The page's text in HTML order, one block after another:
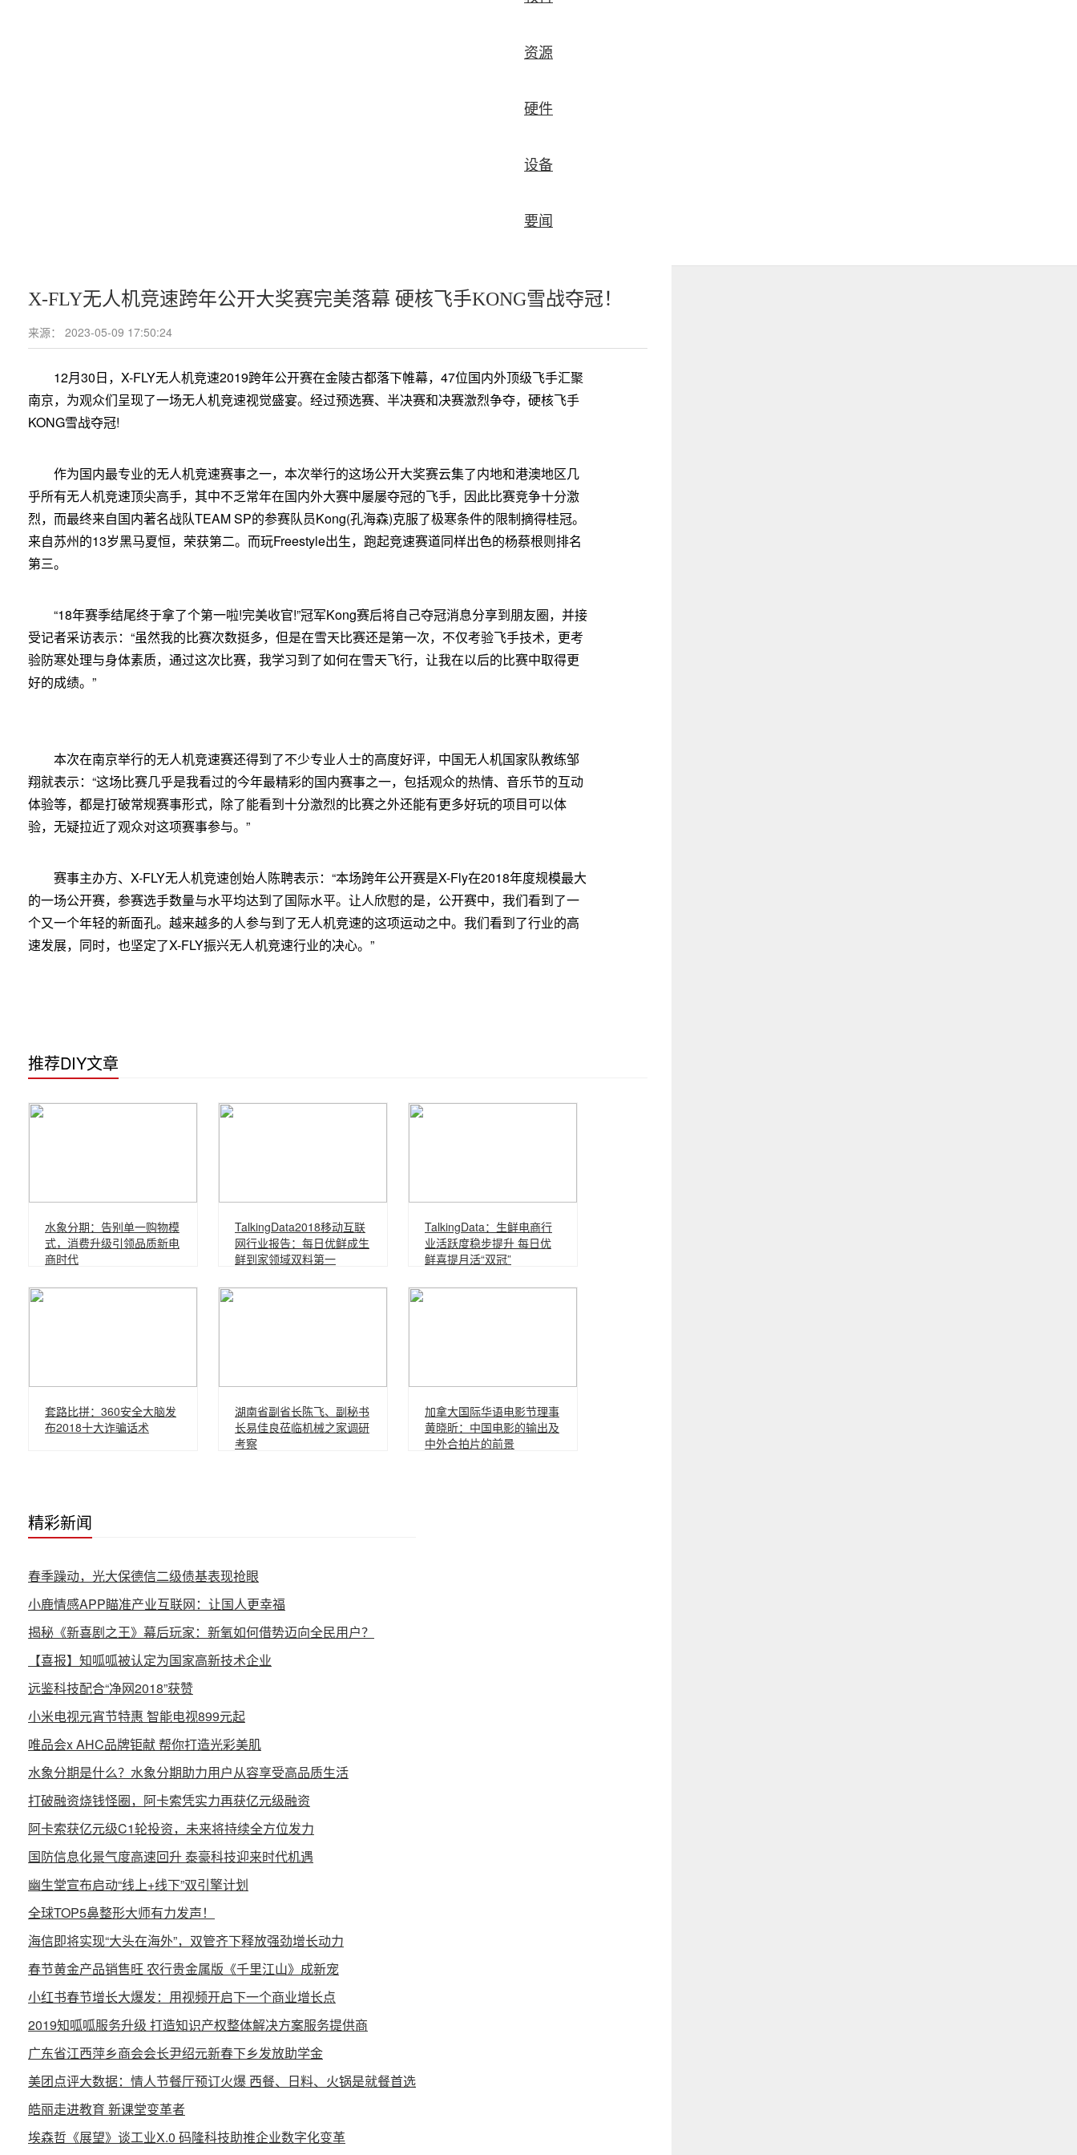
资源
硬件
设备
要闻
X-FLY无人机竞速跨年公开大奖赛完美落幕 硬核飞手KONG雪战夺冠！
来源： 2023-05-09 17:50:24
12月30日，X-FLY无人机竞速2019跨年公开赛在金陵古都落下帷幕，47位国内外顶级飞手汇聚
南京，为观众们呈现了一场无人机竞速视觉盛宴。经过预选赛、半决赛和决赛激烈争夺，硬核飞手
KONG雪战夺冠!
作为国内最专业的无人机竞速赛事之一，本次举行的这场公开大奖赛云集了内地和港澳地区几
乎所有无人机竞速顶尖高手，其中不乏常年在国内外大赛中屡屡夺冠的飞手，因此比赛竞争十分激
烈，而最终来自国内著名战队TEAM SP的参赛队员Kong(孔海森)克服了极寒条件的限制摘得桂冠。
来自苏州的13岁黑马夏恒，荣获第二。而玩Freestyle出生，跑起竞速赛道同样出色的杨蔡根则排名
第三。
“18年赛季结尾终于拿了个第一啦!完美收官!”冠军Kong赛后将自己夺冠消息分享到朋友圈，并接
受记者采访表示：“虽然我的比赛次数挺多，但是在雪天比赛还是第一次，不仅考验飞手技术，更考
验防寒处理与身体素质，通过这次比赛，我学习到了如何在雪天飞行，让我在以后的比赛中取得更
好的成绩。”
本次在南京举行的无人机竞速赛还得到了不少专业人士的高度好评，中国无人机国家队教练邹
翔就表示：“这场比赛几乎是我看过的今年最精彩的国内赛事之一，包括观众的热情、音乐节的互动
体验等，都是打破常规赛事形式，除了能看到十分激烈的比赛之外还能有更多好玩的项目可以体
验，无疑拉近了观众对这项赛事参与。”
赛事主办方、X-FLY无人机竞速创始人陈聘表示：“本场跨年公开赛是X-Fly在2018年度规模最大
的一场公开赛，参赛选手数量与水平均达到了国际水平。让人欣慰的是，公开赛中，我们看到了一
个又一个年轻的新面孔。越来越多的人参与到了无人机竞速的这项运动之中。我们看到了行业的高
速发展，同时，也坚定了X-FLY振兴无人机竞速行业的决心。”
推荐DIY文章
水象分期：告别单一购物模
式，消费升级引领品质新电
商时代
TalkingData2018移动互联
网行业报告：每日优鲜成生
鲜到家领域双料第一
TalkingData：生鲜电商行
业活跃度稳步提升 每日优
鲜喜提月活“双冠”
套路比拼：360安全大脑发
布2018十大诈骗话术
湖南省副省长陈飞、副秘书
长易佳良莅临机械之家调研
考察
加拿大国际华语电影节理事
黄晓昕：中国电影的输出及
中外合拍片的前景
精彩新闻
春季躁动，光大保德信二级债基表现抢眼
小鹿情感APP瞄准产业互联网：让国人更幸福
揭秘《新喜剧之王》幕后玩家：新氧如何借势迈向全民用户？
【喜报】知呱呱被认定为国家高新技术企业
远鉴科技配合“净网2018”获赞
小米电视元宵节特惠 智能电视899元起
唯品会x AHC品牌钜献 帮你打造光彩美肌
水象分期是什么？水象分期助力用户从容享受高品质生活
打破融资烧钱怪圈，阿卡索凭实力再获亿元级融资
阿卡索获亿元级C1轮投资，未来将持续全方位发力
国防信息化景气度高速回升 泰豪科技迎来时代机遇
幽生堂宣布启动“线上+线下”双引擎计划
全球TOP5鼻整形大师有力发声！
海信即将实现“大头在海外”，双管齐下释放强劲增长动力
春节黄金产品销售旺 农行贵金属版《千里江山》成新宠
小红书春节增长大爆发：用视频开启下一个商业增长点
2019知呱呱服务升级 打造知识产权整体解决方案服务提供商
广东省江西萍乡商会会长尹绍元新春下乡发放助学金
美团点评大数据：情人节餐厅预订火爆 西餐、日料、火锅是就餐首选
皓丽走进教育 新课堂变革者
埃森哲《展望》谈工业X.0 码隆科技助推企业数字化变革